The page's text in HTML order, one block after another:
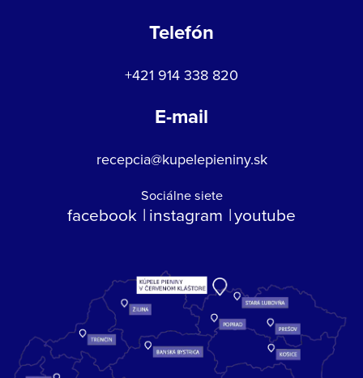
Telefón
+421 914 338 820
E-mail
recepcia@kupelepieniny.sk
Sociálne siete
facebook instagram youtube